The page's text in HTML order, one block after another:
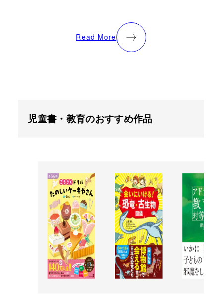
Read More
児童書・教育のおすすめ作品